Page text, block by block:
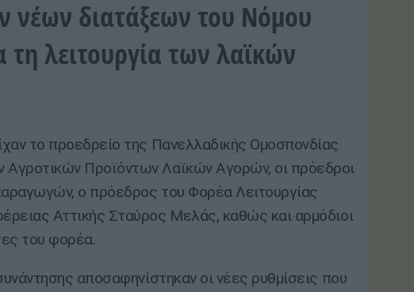
νέων διατάξεων του Νόμου
τη λειτουργία των λαϊκών
το προεδρείο της Πανελλαδικής Ομοσπονδίας
Προϊόντων Λαϊκών Αγορών, οι πρόεδροι
ο πρόεδρος του Φορέα Λειτουργίας
Αττικής Σταύρος Μελάς, καθώς και αρμόδιοι
του φορέα.
αποσαφηνίστηκαν οι νέες ρυθμίσεις που